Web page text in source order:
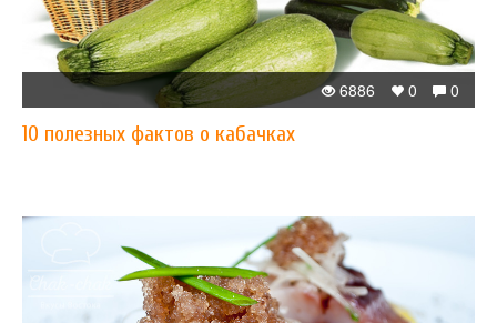
0
0
6886
10 полезных фактов о кабачках